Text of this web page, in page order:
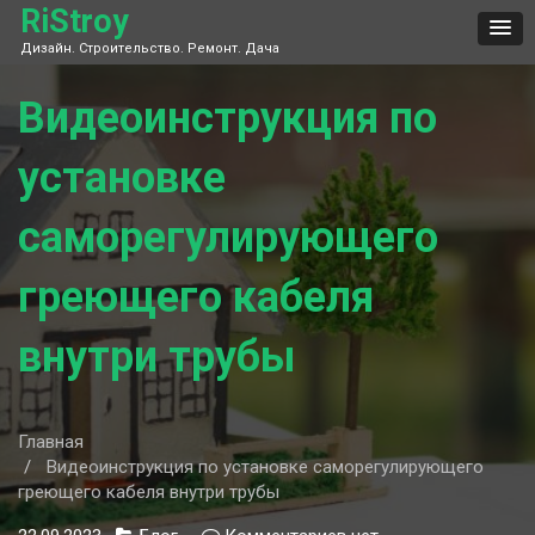
Skip
content
RiStroy
Дизайн. Строительство. Ремонт. Дача
Видеоинструкция по
установке
саморегулирующего
греющего кабеля
внутри трубы
Главная
Видеоинструкция по установке саморегулирующего
греющего кабеля внутри трубы